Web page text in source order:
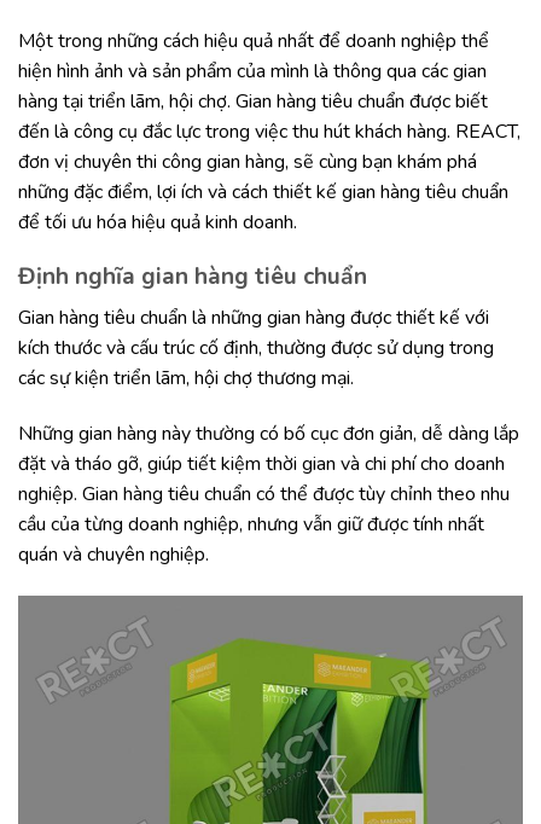
Một trong những cách hiệu quả nhất để doanh nghiệp thể
hiện hình ảnh và sản phẩm của mình là thông qua các gian
hàng tại triển lãm, hội chợ. Gian hàng tiêu chuẩn được biết
đến là công cụ đắc lực trong việc thu hút khách hàng. REACT,
đơn vị chuyên thi công gian hàng, sẽ cùng bạn khám phá
những đặc điểm, lợi ích và cách thiết kế gian hàng tiêu chuẩn
để tối ưu hóa hiệu quả kinh doanh.
Định nghĩa gian hàng tiêu chuẩn
Gian hàng tiêu chuẩn là những gian hàng được thiết kế với
kích thước và cấu trúc cố định, thường được sử dụng trong
các sự kiện triển lãm, hội chợ thương mại.
Những gian hàng này thường có bố cục đơn giản, dễ dàng lắp
đặt và tháo gỡ, giúp tiết kiệm thời gian và chi phí cho doanh
nghiệp. Gian hàng tiêu chuẩn có thể được tùy chỉnh theo nhu
cầu của từng doanh nghiệp, nhưng vẫn giữ được tính nhất
quán và chuyên nghiệp.